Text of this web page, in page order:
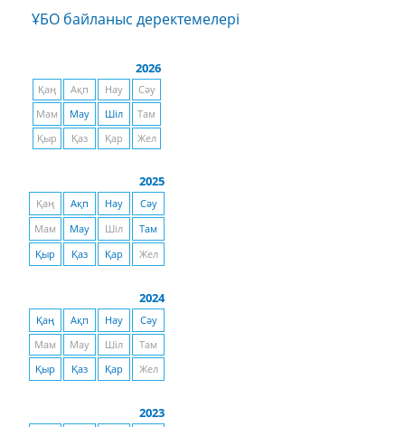
ҰБО байланыс деректемелерi
2026
Қаң Ақп Нау
Сәу
Мам
Мау Шіл
Там
Қыр
Қаз Қар Жел
2025
Қаң Ақп Нау
Сәу
Мам
Мау Шіл
Там
Қыр
Қаз Қар Жел
2024
Қаң Ақп Нау
Сәу
Мам
Мау Шіл
Там
Қыр
Қаз Қар Жел
2023